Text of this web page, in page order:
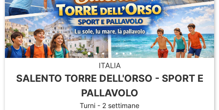
ITALIA
SALENTO TORRE DELL'ORSO - SPORT E
PALLAVOLO
Turni - 2 settimane